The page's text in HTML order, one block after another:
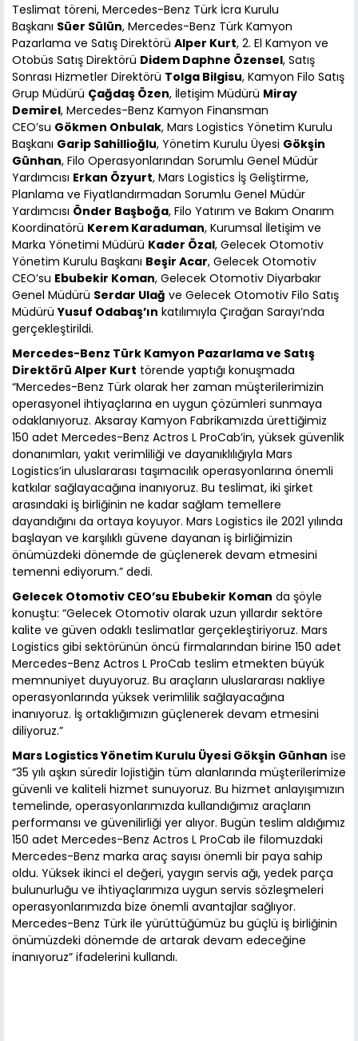
Teslimat töreni, Mercedes-Benz Türk İcra Kurulu
Başkanı Süer Sülün, Mercedes-Benz Türk Kamyon
Pazarlama ve Satış Direktörü Alper Kurt, 2. El Kamyon ve
Otobüs Satış Direktörü Didem Daphne Özensel, Satış
Sonrası Hizmetler Direktörü Tolga Bilgisu, Kamyon Filo Satış
Grup Müdürü Çağdaş Özen, İletişim Müdürü Miray
Demirel, Mercedes-Benz Kamyon Finansman
CEO’su Gökmen Onbulak, Mars Logistics Yönetim Kurulu
Başkanı Garip Sahillioğlu, Yönetim Kurulu Üyesi Gökşin
Günhan, Filo Operasyonlarından Sorumlu Genel Müdür
Yardımcısı Erkan Özyurt, Mars Logistics İş Geliştirme,
Planlama ve Fiyatlandırmadan Sorumlu Genel Müdür
Yardımcısı Önder Başboğa, Filo Yatırım ve Bakım Onarım
Koordinatörü Kerem Karaduman, Kurumsal İletişim ve
Marka Yönetimi Müdürü Kader Özal, Gelecek Otomotiv
Yönetim Kurulu Başkanı Beşir Acar, Gelecek Otomotiv
CEO’su Ebubekir Koman, Gelecek Otomotiv Diyarbakır
Genel Müdürü Serdar Ulağ ve Gelecek Otomotiv Filo Satış
MüdürüYusuf Odabaş’ın katılımıyla Çırağan Sarayı’nda
gerçekleştirildi.
Mercedes-Benz Türk Kamyon Pazarlama ve Satış
Direktörü Alper Kurt törende yaptığı konuşmada
“Mercedes-Benz Türk olarak her zaman müşterilerimizin
operasyonel ihtiyaçlarına en uygun çözümleri sunmaya
odaklanıyoruz. Aksaray Kamyon Fabrikamızda ürettiğimiz
150 adet Mercedes-Benz Actros L ProCab’in, yüksek güvenlik
donanımları, yakıt verimliliği ve dayanıklılığıyla Mars
Logistics’in uluslararası taşımacılık operasyonlarına önemli
katkılar sağlayacağına inanıyoruz. Bu teslimat, iki şirket
arasındaki iş birliğinin ne kadar sağlam temellere
dayandığını da ortaya koyuyor. Mars Logistics ile 2021 yılında
başlayan ve karşılıklı güvene dayanan iş birliğimizin
önümüzdeki dönemde de güçlenerek devam etmesini
temenni ediyorum.” dedi.
Gelecek Otomotiv CEO’su Ebubekir Koman da şöyle
konuştu: “Gelecek Otomotiv olarak uzun yıllardır sektöre
kalite ve güven odaklı teslimatlar gerçekleştiriyoruz. Mars
Logistics gibi sektörünün öncü firmalarından birine 150 adet
Mercedes-Benz Actros L ProCab teslim etmekten büyük
memnuniyet duyuyoruz. Bu araçların uluslararası nakliye
operasyonlarında yüksek verimlilik sağlayacağına
inanıyoruz. İş ortaklığımızın güçlenerek devam etmesini
diliyoruz.”
Mars Logistics Yönetim Kurulu Üyesi Gökşin Günhan ise
“35 yılı aşkın süredir lojistiğin tüm alanlarında müşterilerimize
güvenli ve kaliteli hizmet sunuyoruz. Bu hizmet anlayışımızın
temelinde, operasyonlarımızda kullandığımız araçların
performansı ve güvenilirliği yer alıyor. Bugün teslim aldığımız
150 adet Mercedes-Benz Actros L ProCab ile filomuzdaki
Mercedes-Benz marka araç sayısı önemli bir paya sahip
oldu. Yüksek ikinci el değeri, yaygın servis ağı, yedek parça
bulunurluğu ve ihtiyaçlarımıza uygun servis sözleşmeleri
operasyonlarımızda bize önemli avantajlar sağlıyor.
Mercedes-Benz Türk ile yürüttüğümüz bu güçlü iş birliğinin
önümüzdeki dönemde de artarak devam edeceğine
inanıyoruz” ifadelerini kullandı.